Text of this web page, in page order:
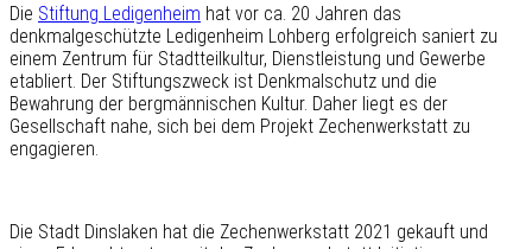
Die Stiftung Ledigenheim hat vor ca. 20 Jahren das
denkmalgeschützte Ledigenheim Lohberg erfolgreich saniert zu
einem Zentrum für Stadtteilkultur, Dienstleistung und Gewerbe
etabliert. Der Stiftungszweck ist Denkmalschutz und die
Bewahrung der bergmännischen Kultur. Daher liegt es der
Gesellschaft nahe, sich bei dem Projekt Zechenwerkstatt zu
engagieren.
Die Stadt Dinslaken hat die Zechenwerkstatt 2021 gekauft und